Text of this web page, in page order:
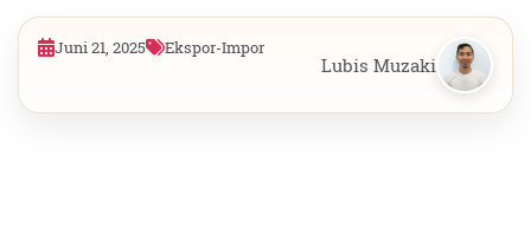
Juni 21, 2025 Ekspor-Impor
Lubis Muzaki